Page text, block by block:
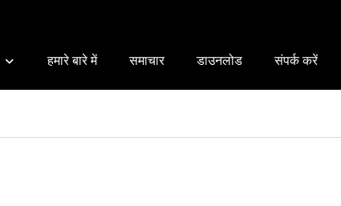
हमारे बारे में समाचार डाउनलोड संपर्क करें